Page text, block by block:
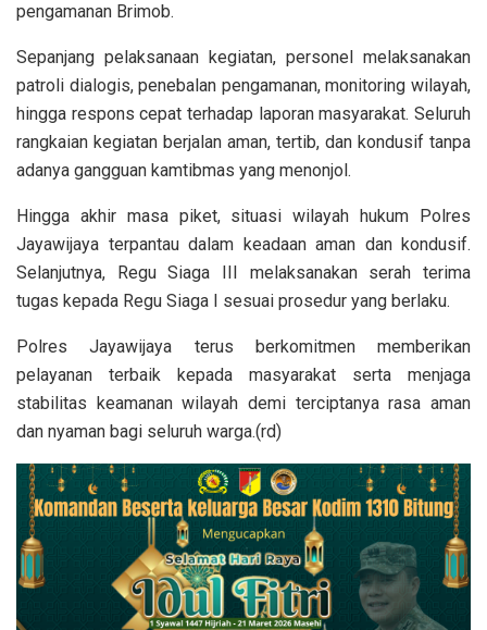
pengamanan Brimob.
Sepanjang pelaksanaan kegiatan, personel melaksanakan
patroli dialogis, penebalan pengamanan, monitoring wilayah,
hingga respons cepat terhadap laporan masyarakat. Seluruh
rangkaian kegiatan berjalan aman, tertib, dan kondusif tanpa
adanya gangguan kamtibmas yang menonjol.
Hingga akhir masa piket, situasi wilayah hukum Polres
Jayawijaya terpantau dalam keadaan aman dan kondusif.
Selanjutnya, Regu Siaga III melaksanakan serah terima
tugas kepada Regu Siaga I sesuai prosedur yang berlaku.
Polres Jayawijaya terus berkomitmen memberikan
pelayanan terbaik kepada masyarakat serta menjaga
stabilitas keamanan wilayah demi terciptanya rasa aman
dan nyaman bagi seluruh warga.(rd)